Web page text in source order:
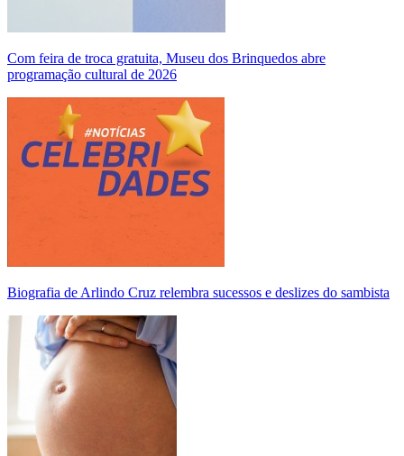
Com feira de troca gratuita, Museu dos Brinquedos abre
programação cultural de 2026
Biografia de Arlindo Cruz relembra sucessos e deslizes do sambista